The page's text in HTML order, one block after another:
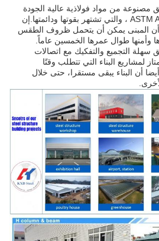
مصنوعة من مواد فولاذية عالية الجودة
مثل Q235B و Q355B و ASTM A36 ، والتي تشتهر بقوتها ودائمتها.إن
أن المبنى يمكن أن يتحمل ظروف الطقس
وأمنها طوال عمرها الخمسين عاماً.
سهلة التجميع والتفكيك مع اتصالات
لمشاريع البناء التي تتطلب وقتًا
أن البناء يبقى مستقرا، حتى خلال